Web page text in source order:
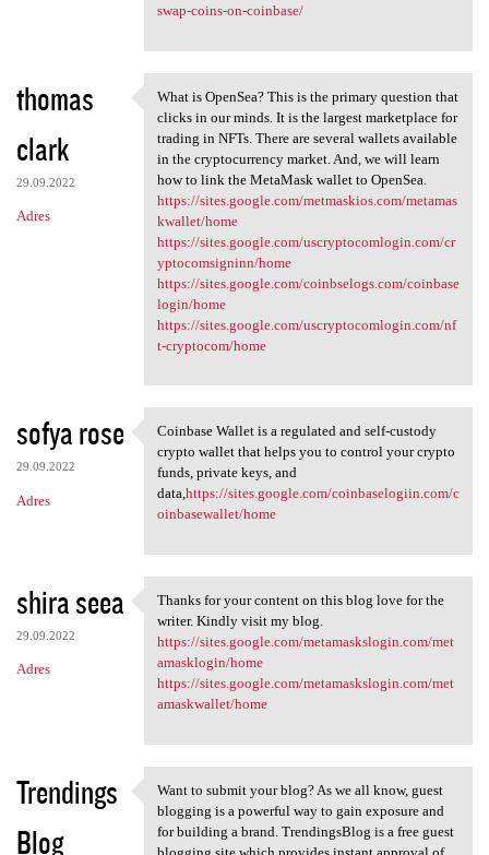
swap-coins-on-coinbase/
thomas
clark
29.09.2022
Adres
What is OpenSea? This is the
What is OpenSea? This is the primary question that
clicks in our minds. It is the largest marketplace for
trading in NFTs. There are several wallets available
in the cryptocurrency market. And, we will learn
how to link the MetaMask wallet to OpenSea.
https://sites.google.com/metmaskios.com/metamas
kwallet/home
https://sites.google.com/uscryptocomlogin.com/cr
yptocomsigninn/home
https://sites.google.com/coinbselogs.com/coinbase
login/home
https://sites.google.com/uscryptocomlogin.com/nf
t-cryptocom/home
sofya rose
29.09.2022
Adres
Coinbase Wallet is a
Coinbase Wallet is a regulated and self-custody
crypto wallet that helps you to control your crypto
funds, private keys, and
data,https://sites.google.com/coinbaselogiin.com/c
oinbasewallet/home
shira seea
29.09.2022
Adres
Thanks for your content on
Thanks for your content on this blog love for the
writer. Kindly visit my blog.
https://sites.google.com/metamaskslogin.com/met
amasklogin/home
https://sites.google.com/metamaskslogin.com/met
amaskwallet/home
Trendings
Blog
Want to submit your blog? As
Want to submit your blog? As we all know, guest
blogging is a powerful way to gain exposure and
for building a brand. TrendingsBlog is a free guest